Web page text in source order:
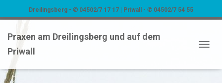
Dreilingsberg - ✆ 04502/7 17 17 | Priwall - ✆ 04502/7 54 55
Praxen am Dreilingsberg und auf dem
Priwall